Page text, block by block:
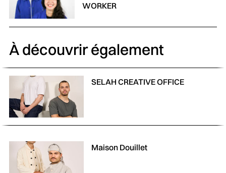
WORKER
À découvrir également
SELAH CREATIVE OFFICE
Maison Douillet